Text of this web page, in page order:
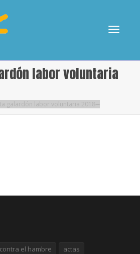
labor voluntaria
galardón labor voluntaria 2018
el hambre
actas